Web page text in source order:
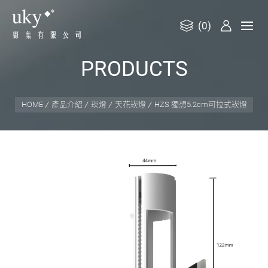
(0)
PRODUCTS
HOME 產品介紹 崁燈 天花崁燈 HZS 獨想5.2cm可拉式崁燈